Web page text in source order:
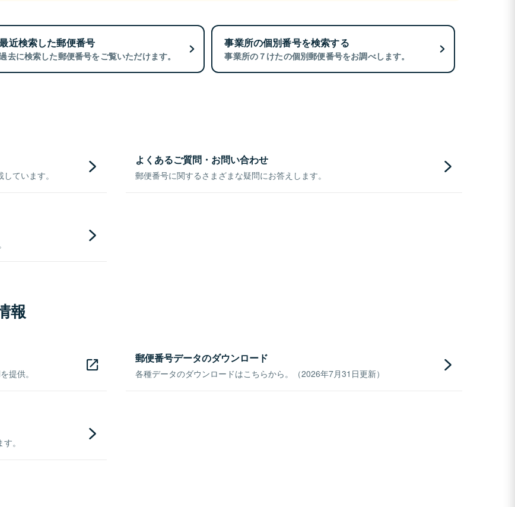
近検索した郵便番号
去に検索した郵便番号をご覧いただけます。
事業所の個別番号を検索する
事業所の７けたの個別郵便番号をお調べします。
ています。
よくあるご質問・お問い合わせ
郵便番号に関するさまざまな疑問にお答えします。
報
提供。
郵便番号データのダウンロード
各種データのダウンロードはこちらから。（2026年7月31日更新）
。